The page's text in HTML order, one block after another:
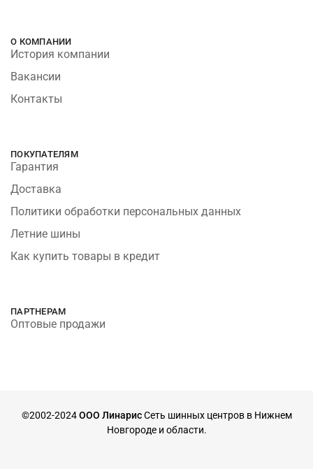
О КОМПАНИИ
История компании
Вакансии
Контакты
ПОКУПАТЕЛЯМ
Гарантия
Доставка
Политики обработки персональных данных
Летние шины
Как купить товары в кредит
ПАРТНЕРАМ
Оптовые продажи
©2002-2024ООО ЛинарисСеть шинных центров в Нижнем
Новгороде и области.